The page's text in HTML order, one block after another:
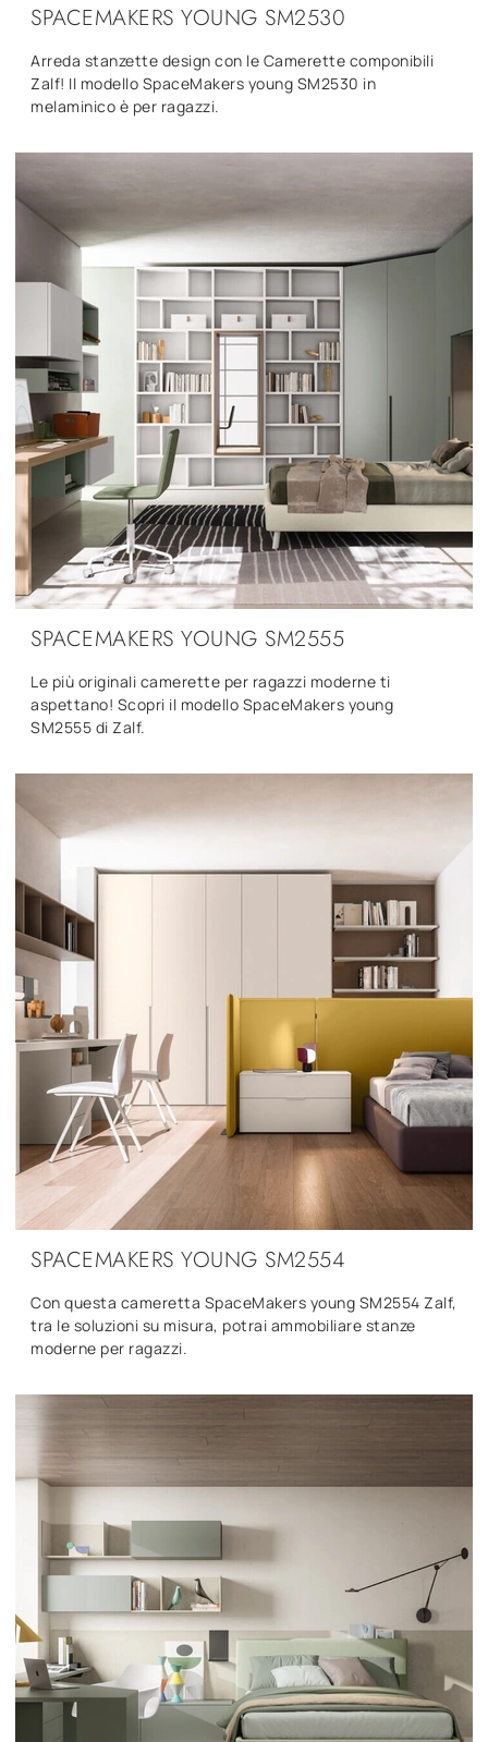
SPACEMAKERS YOUNG SM2530
Arreda stanzette design con le Camerette componibili
Zalf! Il modello SpaceMakers young SM2530 in
melaminico è per ragazzi.
SPACEMAKERS YOUNG SM2555
Le più originali camerette per ragazzi moderne ti
aspettano! Scopri il modello SpaceMakers young
SM2555 di Zalf.
SPACEMAKERS YOUNG SM2554
Con questa cameretta SpaceMakers young SM2554 Zalf,
tra le soluzioni su misura, potrai ammobiliare stanze
moderne per ragazzi.